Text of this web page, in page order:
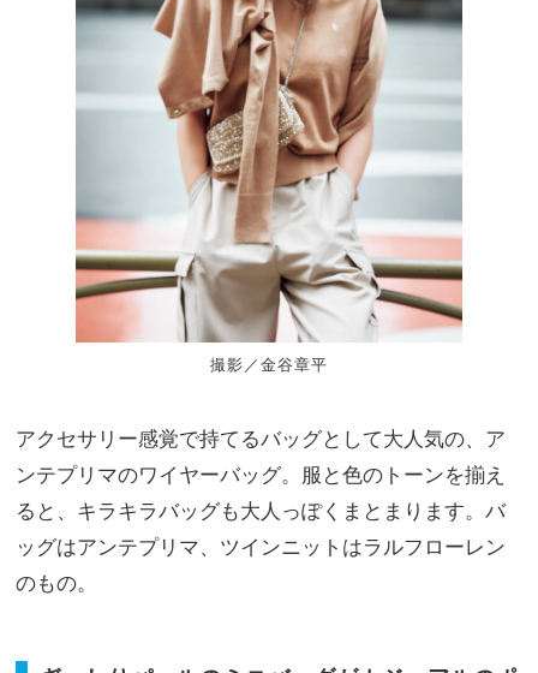
撮影／金谷章平
アクセサリー感覚で持てるバッグとして大人気の、ア
ンテプリマのワイヤーバッグ。服と色のトーンを揃え
ると、キラキラバッグも大人っぽくまとまります。バ
ッグはアンテプリマ、ツインニットはラルフローレン
のもの。